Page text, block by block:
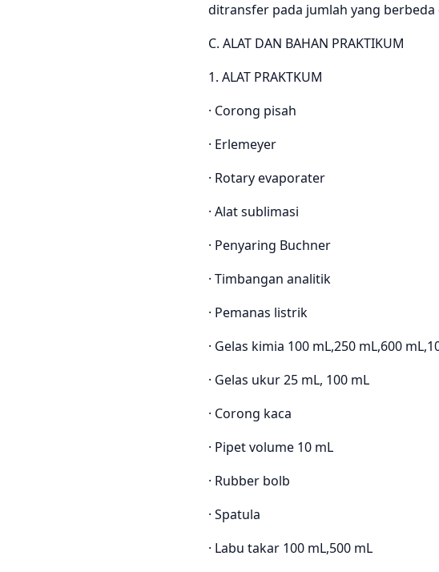
ditransfer pada jumlah yang berbeda
C. ALAT DAN BAHAN PRAKTIKUM
1. ALAT PRAKTKUM
· Corong pisah
· Erlemeyer
· Rotary evaporater
· Alat sublimasi
· Penyaring Buchner
· Timbangan analitik
· Pemanas listrik
· Gelas kimia 100 mL,250 mL,600
· Gelas ukur 25 mL, 100 mL
· Corong kaca
· Pipet volume 10 mL
· Rubber bolb
· Spatula
· Labu takar 100 mL,500 mL